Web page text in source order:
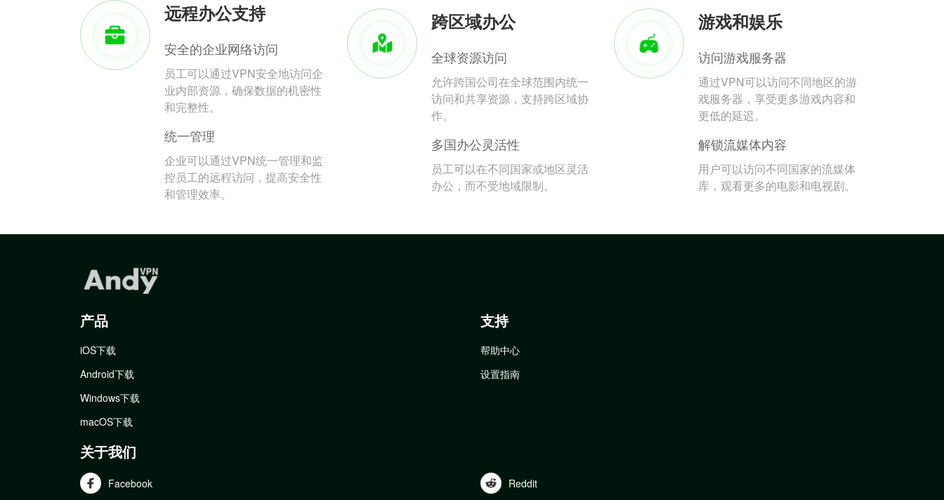
远程办公支持
安全的企业网络访问
员工可以通过VPN安全地访问企
业内部资源，确保数据的机密性
和完整性。
统一管理
企业可以通过VPN统一管理和监
控员工的远程访问，提高安全性
和管理效率。
跨区域办公
全球资源访问
允许跨国公司在全球范围内统一
访问和共享资源，支持跨区域协
作。
多国办公灵活性
员工可以在不同国家或地区灵活
办公，而不受地域限制。
游戏和娱乐
访问游戏服务器
通过VPN可以访问不同地区的游
戏服务器，享受更多游戏内容和
更低的延迟。
解锁流媒体内容
用户可以访问不同国家的流媒体
库，观看更多的电影和电视剧。
产品
iOS下载
Android下载
Windows下载
macOS下载
支持
帮助中心
设置指南
关于我们
Facebook Reddit